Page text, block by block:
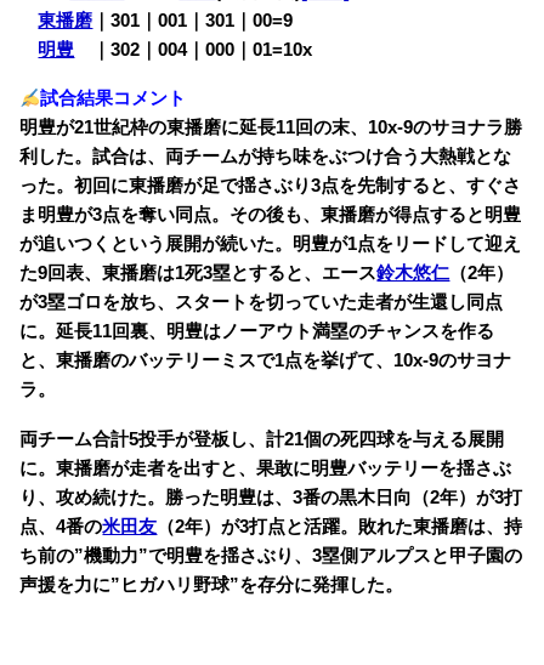
東播磨 ｜301｜001｜301 ｜00=9
明豊
｜302｜004｜000｜01=10x
試合結果コメント
明豊が21世紀枠の東播磨に延長11回の末、10x-9のサヨナラ勝
利した。試合は、両チームが持ち味をぶつけ合う大熱戦とな
った。初回に東播磨が足で揺さぶり3点を先制すると、すぐさ
ま明豊が3点を奪い同点。その後も、東播磨が得点すると明豊
が追いつくという展開が続いた。明豊が1点をリードして迎え
た9回表、東播磨は1死3塁とすると、エース鈴木悠仁 （2年）
が3塁ゴロを放ち、スタートを切っていた走者が生還し同点
に。延長11回裏、明豊はノーアウト満塁のチャンスを作る
と、東播磨のバッテリーミスで1点を挙げて、10x-9のサヨナ
ラ。
両チーム合計5投手が登板し、計21個の死四球を与える展開
に。東播磨が走者を出すと、果敢に明豊バッテリーを揺さぶ
り、攻め続けた。勝った明豊は、3番の黒木日向（2年）が3打
点、4番の米田友 （2年）が3打点と活躍。敗れた東播磨は、持
ち前の”機動力”で明豊を揺さぶり、3塁側アルプスと甲子園の
声援を力に”ヒガハリ野球”を存分に発揮した。